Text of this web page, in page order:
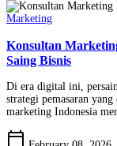
Marketing
Konsultan
Saing Bisnis
Di era digital ini,
strategi pemasaran
marketing Indonesia
calendar_today